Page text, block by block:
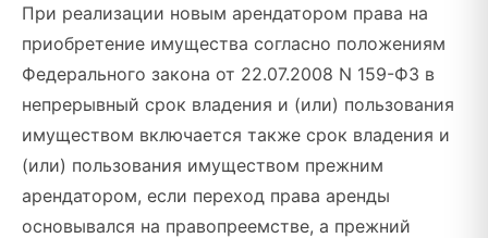
При реализации новым арендатором права на
приобретение имущества согласно положениям
Федерального закона от 22.07.2008 N 159-ФЗ в
непрерывный срок владения и (или) пользования
имуществом включается также срок владения и
(или) пользования имуществом прежним
арендатором, если переход права аренды
основывался на правопреемстве, а прежний